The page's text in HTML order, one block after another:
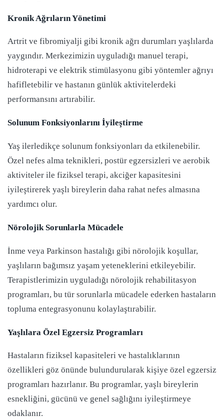
Kronik Ağrıların Yönetimi
Artrit ve fibromiyalji gibi kronik ağrı durumları yaşlılarda
yaygındır. Merkezimizin uyguladığı manuel terapi,
hidroterapi ve elektrik stimülasyonu gibi yöntemler ağrıyı
hafifletebilir ve hastanın günlük aktivitelerdeki
performansını artırabilir.
Solunum Fonksiyonlarını İyileştirme
Yaş ilerledikçe solunum fonksiyonları da etkilenebilir.
Özel nefes alma teknikleri, postür egzersizleri ve aerobik
aktiviteler ile fiziksel terapi, akciğer kapasitesini
iyileştirerek yaşlı bireylerin daha rahat nefes almasına
yardımcı olur.
Nörolojik Sorunlarla Mücadele
İnme veya Parkinson hastalığı gibi nörolojik koşullar,
yaşlıların bağımsız yaşam yeteneklerini etkileyebilir.
Terapistlerimizin uyguladığı nörolojik rehabilitasyon
programları, bu tür sorunlarla mücadele ederken hastaların
topluma entegrasyonunu kolaylaştırabilir.
Yaşlılara Özel Egzersiz Programları
Hastaların fiziksel kapasiteleri ve hastalıklarının
özellikleri göz önünde bulundurularak kişiye özel egzersiz
programları hazırlanır. Bu programlar, yaşlı bireylerin
esnekliğini, gücünü ve genel sağlığını iyileştirmeye
odaklanır.